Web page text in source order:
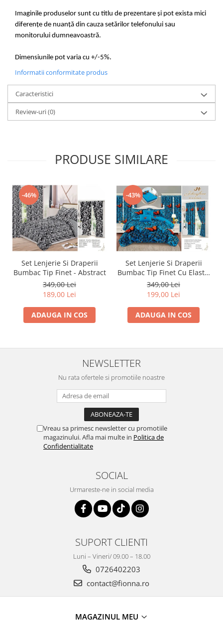
Imaginile produselor sunt cu titlu de prezentare și pot exista mici
diferențe de nuanță din cauza setărilor telefonului sau
monitorului dumneavoastră.
Dimensiunile pot varia cu +/-5%.
Informatii conformitate produs
Caracteristici
Review-uri(0)
PRODUSE SIMILARE
-46%
Set Lenjerie Si Draperii
Bumbac Tip Finet - Abstract
349,00 Lei
189,00 Lei
ADAUGA IN COS
-43%
Set Lenjerie Si Draperii
Bumbac Tip Finet Cu Elastic
- Dansul Fluturilor
349,00 Lei
199,00 Lei
ADAUGA IN COS
NEWSLETTER
Nu rata ofertele si promotiile noastre
Vreau sa primesc newsletter cu promotiile
magazinului. Afla mai multe in Politica de
Confidentialitate
SOCIAL
Urmareste-ne in social media
SUPORT CLIENTI
Luni – Vineri/ 09.00 – 18.00
0726402203
contact@fionna.ro
MAGAZINUL MEU